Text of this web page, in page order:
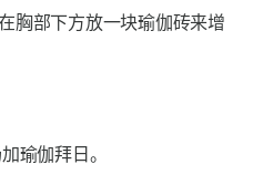
胸部下方放一块瑜伽砖来增
瑜伽拜日 。